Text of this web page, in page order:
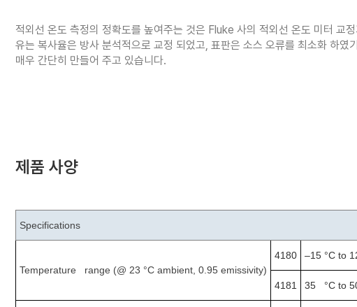
적외선 온도 측정의 정확도를 높여주는 것은 Fluke 사의 적외선 온도 미터 교
유는 복사율은 방사 분석적으로 교정 되었고, 표판은 소스 오류를 최소화 하
매우 간단히 만들어 주고 있습니다.
제품 사양
Specifications
Temperature range (@ 23 °C ambient, 0.95 emissivity)
4180 –15 °C to
4181 35 °C to